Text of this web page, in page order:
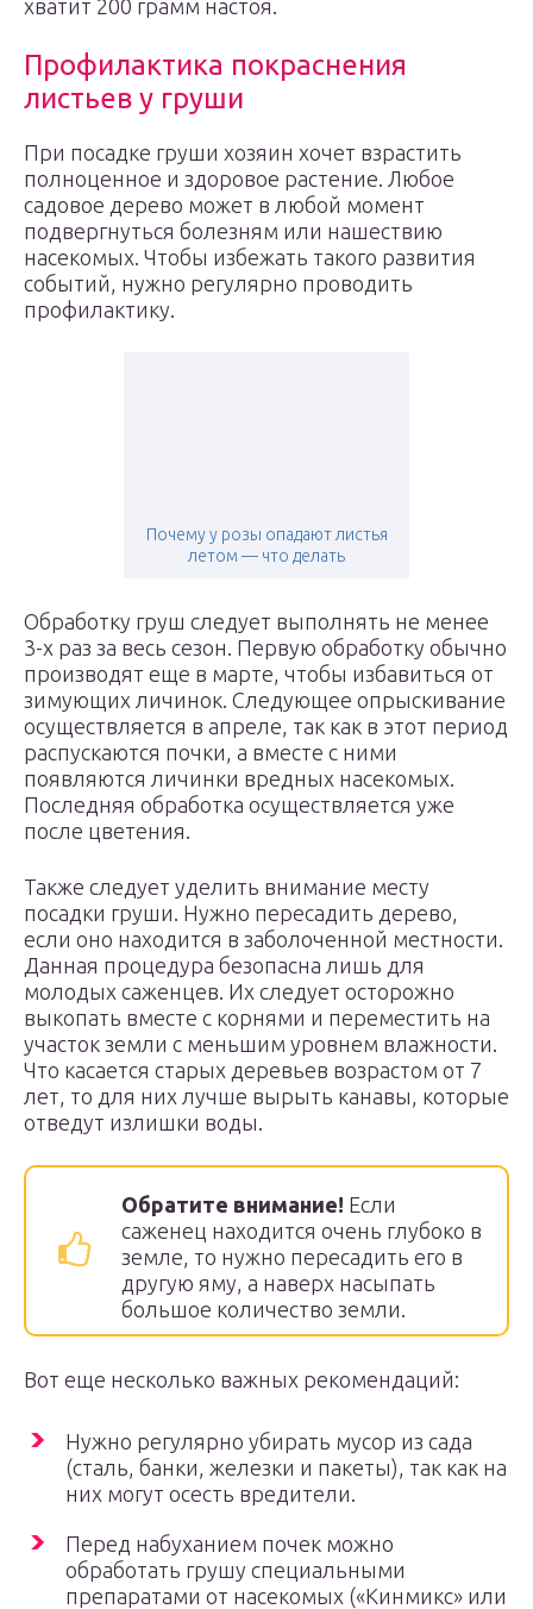
хватит 200 грамм настоя.
Профилактика покраснения
листьев у груши
При посадке груши хозяин хочет взрастить
полноценное и здоровое растение. Любое
садовое дерево может в любой момент
подвергнуться болезням или нашествию
насекомых. Чтобы избежать такого развития
событий, нужно регулярно проводить
профилактику.
Почему у розы опадают листья
летом — что делать
Обработку груш следует выполнять не менее
3-х раз за весь сезон. Первую обработку обычно
производят еще в марте, чтобы избавиться от
зимующих личинок. Следующее опрыскивание
осуществляется в апреле, так как в этот период
распускаются почки, а вместе с ними
появляются личинки вредных насекомых.
Последняя обработка осуществляется уже
после цветения.
Также следует уделить внимание месту
посадки груши. Нужно пересадить дерево,
если оно находится в заболоченной местности.
Данная процедура безопасна лишь для
молодых саженцев. Их следует осторожно
выкопать вместе с корнями и переместить на
участок земли с меньшим уровнем влажности.
Что касается старых деревьев возрастом от 7
лет, то для них лучше вырыть канавы, которые
отведут излишки воды.
Обратите внимание! Если
саженец находится очень глубоко в
земле, то нужно пересадить его в
другую яму, а наверх насыпать
большое количество земли.
Вот еще несколько важных рекомендаций:
Нужно регулярно убирать мусор из сада
(сталь, банки, железки и пакеты), так как на
них могут осесть вредители.
Перед набуханием почек можно
обработать грушу специальными
препаратами от насекомых («Кинмикс» или